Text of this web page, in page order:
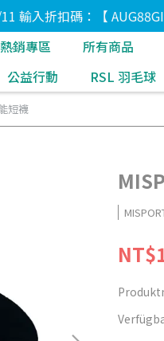
輸入折扣碼：【
熱銷專區 所有商品
公益行動
RSL 羽毛球
短襪